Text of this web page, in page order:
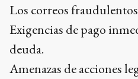
Los correos
Exigencias de pago
deuda.
Amenazas de acciones